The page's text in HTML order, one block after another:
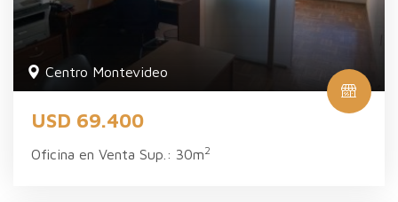
Centro Montevideo
USD 69.400
Oficina en Venta Sup.: 30m2